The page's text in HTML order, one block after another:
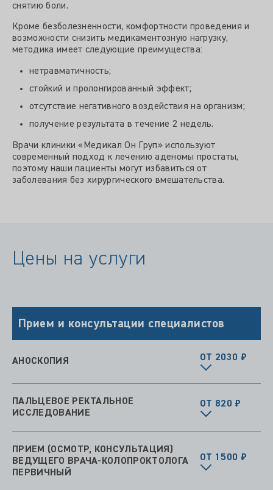
снятию боли.
Кроме безболезненности, комфортности проведения и
возможности снизить медикаментозную нагрузку,
методика имеет следующие преимущества:
нетравматичность;
стойкий и пролонгированный эффект;
отсутствие негативного воздействия на организм;
получение результата в течение 2 недель.
Врачи клиники «Медикал Он Груп» используют
современный подход к лечению аденомы простаты,
поэтому наши пациенты могут избавиться от
заболевания без хирургического вмешательства.
Цены на услуги
Прием и консультации специалистов
АНОСКОПИЯ ОТ 2030 ₽
ПАЛЬЦЕВОЕ РЕКТАЛЬНОЕ
ИССЛЕДОВАНИЕ
ОТ 820 ₽
ПРИЕМ (ОСМОТР, КОНСУЛЬТАЦИЯ)
ВЕДУЩЕГО ВРАЧА-КОЛОПРОКТОЛОГА
ПЕРВИЧНЫЙ
ОТ 1500 ₽